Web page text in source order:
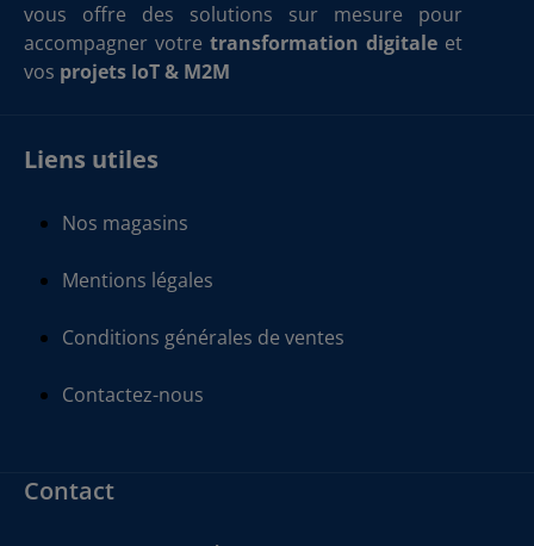
vous offre des solutions sur mesure pour
accompagner votre transformation digitale et
vos projets IoT & M2M
Liens utiles
Nos magasins
Mentions légales
Conditions générales de ventes
Contactez-nous
Contact